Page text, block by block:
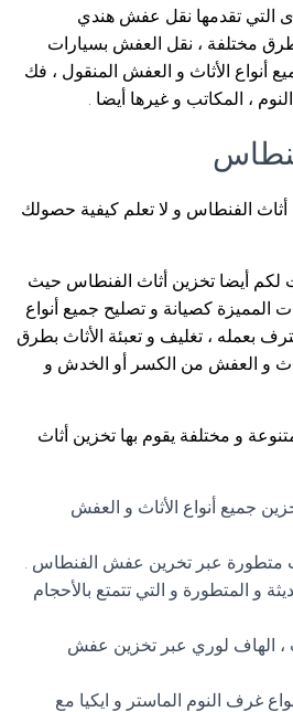
التي تقدمها نقل عفش هندي
مختلفة ، نقل العفش بسيارات
أنواع الأثاث و العفش المنقول ، فك
، المكاتب و غيرها أيضا .
الفنطاس و لا تعلم كيفية حصولك
أيضا تخزين أثاث الفنطاس حيث
المميزة كصيانة و تصليح جميع أنواع
بعمله ، تغليف و تعبئة الأثاث بطرق
و العفش من الكسر أو الخدش و
و مختلفة يقوم بها تخزين أثاث
جميع أنواع الأثاث و العفش
متطورة عبر تخرين عفش الفنطاس .
و المتطورة و التي تتمتع بالأحجام
، الهاف لوري عبر تخزين عفش
غرف النوم الماستر و ايكيا مع